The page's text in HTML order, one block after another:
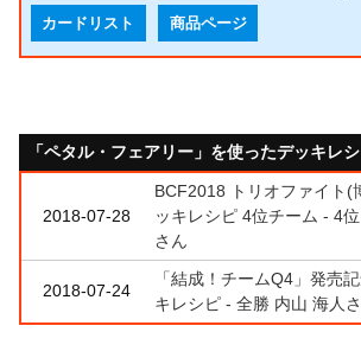
カードリスト 商品ページ
「ペタル・フェアリー」を使ったデッキレ
2018-07-28
BCF2018 トリオファイト(
ッキレシピ 4位チーム - 4
さん
2018-07-24
「結成！チームQ4」発売
キレシピ - 全勝 内山 海人